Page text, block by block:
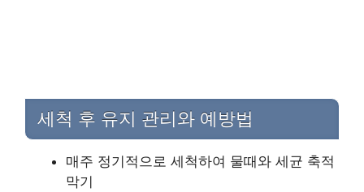
세척 후 유지 관리와 예방법
매주 정기적으로 세척하여 물때와 세균 축적
막기